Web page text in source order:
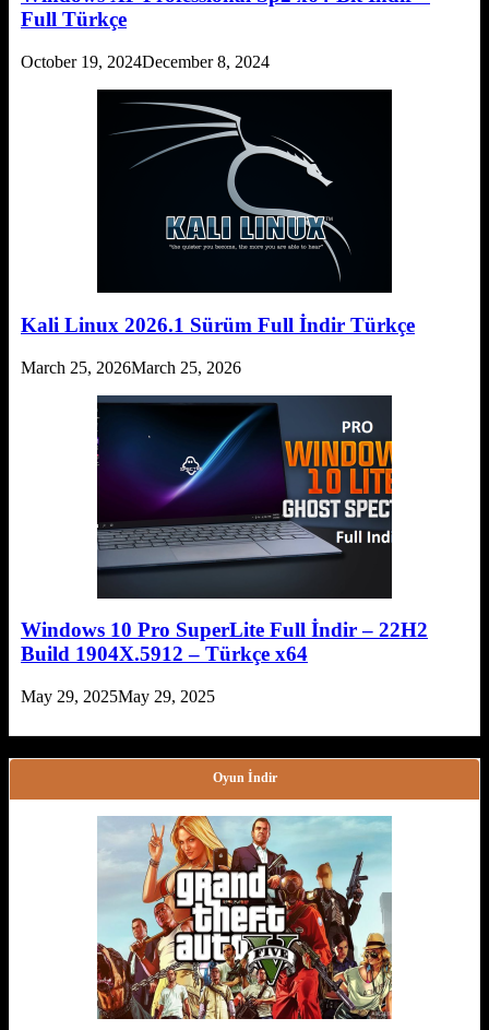
Full Türkçe
October 19, 2024December 8, 2024
Kali Linux 2026.1 Sürüm Full İndir Türkçe
March 25, 2026March 25, 2026
Windows 10 Pro SuperLite Full İndir – 22H2
Build 1904X.5912 – Türkçe x64
May 29, 2025May 29, 2025
Oyun İndir